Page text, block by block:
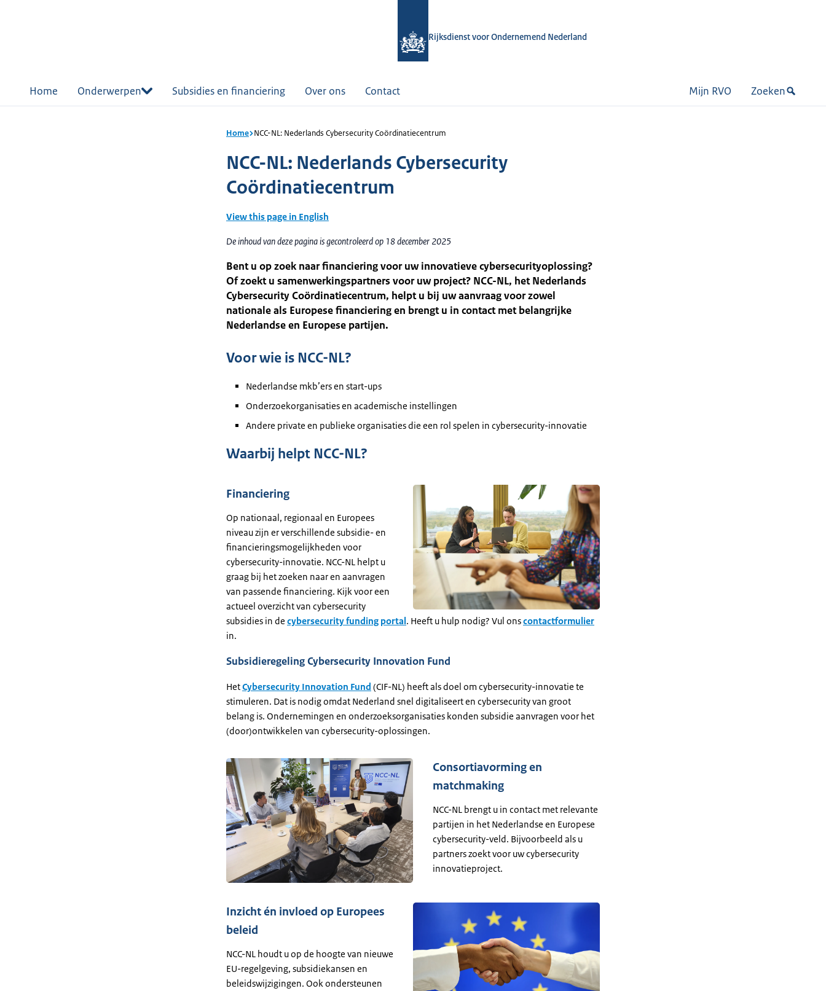
Rijksdienst voor Ondernemend Nederland
Home Onderwerpen Subsidies en financiering Over ons Contact Mijn RVO Zoeken
Home NCC-NL: Nederlands Cybersecurity Coördinatiecentrum
NCC-NL: Nederlands Cybersecurity
Coördinatiecentrum
View this page in English
De inhoud van deze pagina is gecontroleerd op 18 december 2025
Bent u op zoek naar financiering voor uw innovatieve cybersecurityoplossing?
Of zoekt u samenwerkingspartners voor uw project? NCC-NL, het Nederlands
Cybersecurity Coördinatiecentrum, helpt u bij uw aanvraag voor zowel
nationale als Europese financiering en brengt u in contact met belangrijke
Nederlandse en Europese partijen.
Voor wie is NCC-NL?
Nederlandse mkb’ers en start-ups
Onderzoekorganisaties en academische instellingen
Andere private en publieke organisaties die een rol spelen in cybersecurity-innovatie
Waarbij helpt NCC-NL?
Financiering
Op nationaal, regionaal en Europees
niveau zijn er verschillende subsidie- en
financieringsmogelijkheden voor
cybersecurity-innovatie. NCC-NL helpt u
graag bij het zoeken naar en aanvragen
van passende financiering. Kijk voor een
actueel overzicht van cybersecurity
subsidies in de cybersecurity funding portal. Heeft u hulp nodig? Vul onscontactformulier
in.
Subsidieregeling Cybersecurity Innovation Fund
HetCybersecurity Innovation Fund (CIF-NL) heeft als doel om cybersecurity-innovatie te
stimuleren. Dat is nodig omdat Nederland snel digitaliseert en cybersecurity van groot
belang is. Ondernemingen en onderzoeksorganisaties konden subsidie aanvragen voor het
(door)ontwikkelen van cybersecurity-oplossingen.
Consortiavorming en
matchmaking
NCC-NL brengt u in contact met relevante
partijen in het Nederlandse en Europese
cybersecurity-veld. Bijvoorbeeld als u
partners zoekt voor uw cybersecurity
innovatieproject.
Inzicht én invloed op Europees
beleid
NCC-NL houdt u op de hoogte van nieuwe
EU-regelgeving, subsidiekansen en
beleidswijzigingen. Ook ondersteunen